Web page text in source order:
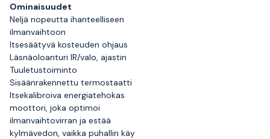
Ominaisuudet
Neljä nopeutta ihanteelliseen
ilmanvaihtoon
Itsesäätyvä kosteuden ohjaus
Läsnäoloanturi IR/valo, ajastin
Tuuletustoiminto
Sisäänrakennettu termostaatti
Itsekalibroiva energiatehokas
moottori, joka optimoi
ilmanvaihtovirran ja estää
kylmävedon, vaikka puhallin käy